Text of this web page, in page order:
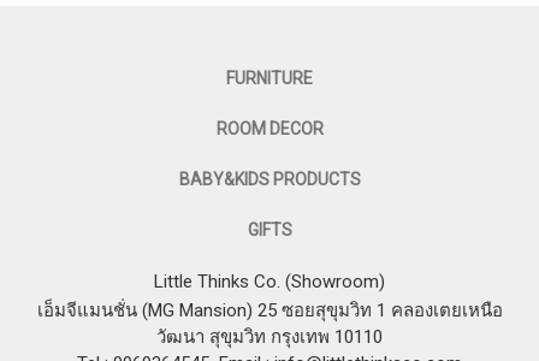
FURNITURE
ROOM DECOR
BABY&KIDS PRODUCTS
GIFTS
Little Thinks Co. (Showroom)
เอ็มจีแมนชั่น (MG Mansion) 25 ซอยสุขุมวิท 1 คลองเตยเหนือ
วัฒนา สุขุมวิท กรุงเทพ 10110